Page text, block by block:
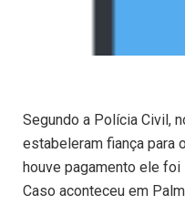
Segundo a Polícia Civil,
estabeleram fiança para
houve pagamento ele foi
Caso aconteceu em